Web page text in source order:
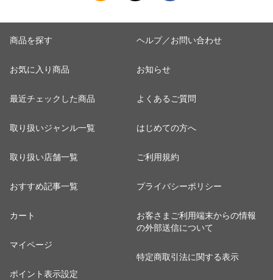
商品を探す
お気に入り商品
最近チェックした商品
取り扱いジャンル一覧
取り扱い店舗一覧
おすすめ記事一覧
カート
マイページ
ポイント表示設定
ヘルプ／お問い合わせ
お知らせ
よくあるご質問
はじめての方へ
ご利用規約
プライバシーポリシー
お客さまご利用端末からの情報
の外部送信について
特定商取引法に関する表示